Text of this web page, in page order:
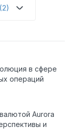
(2)
в сфере
операций
Aurora
и